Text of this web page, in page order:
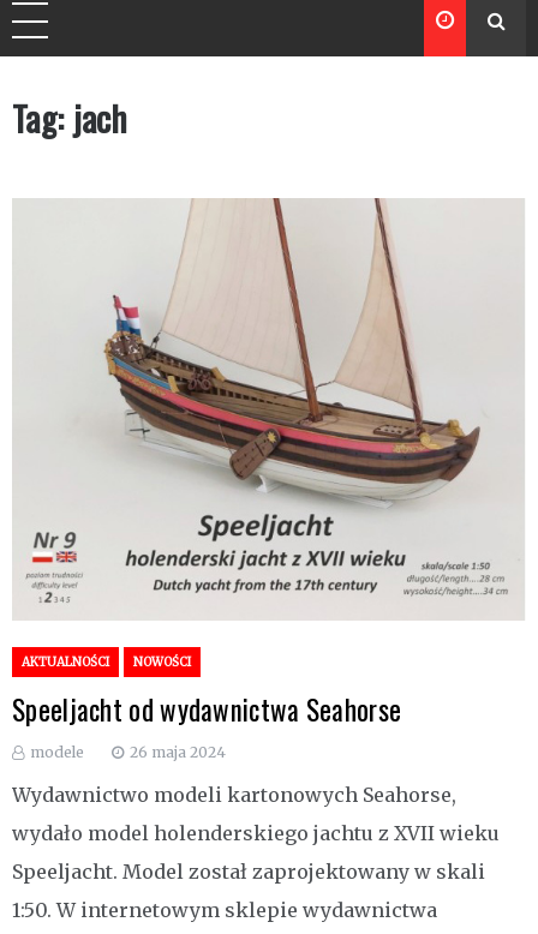
Tag: jach
AKTUALNOŚCI NOWOŚCI
Speeljacht od wydawnictwa Seahorse
modele 26 maja 2024
Wydawnictwo modeli kartonowych Seahorse,
wydało model holenderskiego jachtu z XVII wieku
Speeljacht. Model został zaprojektowany w skali
1:50. W internetowym sklepie wydawnictwa